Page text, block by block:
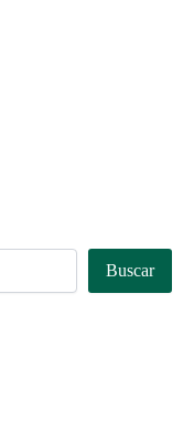
Buscar